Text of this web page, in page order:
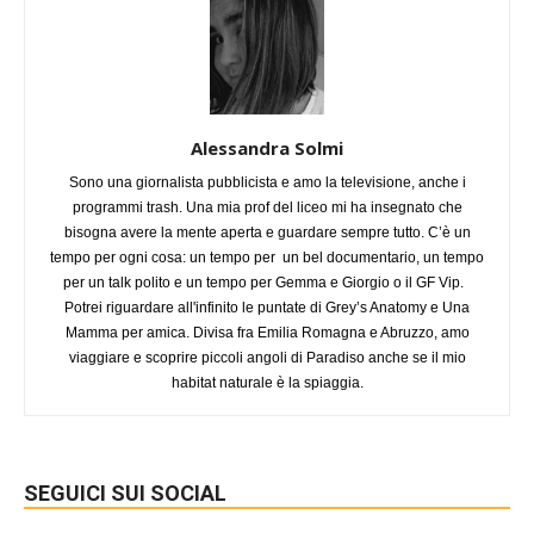
Alessandra Solmi
Sono una giornalista pubblicista e amo la televisione, anche i
programmi trash. Una mia prof del liceo mi ha insegnato che
bisogna avere la mente aperta e guardare sempre tutto. C’è un
tempo per ogni cosa: un tempo per un bel documentario, un tempo
per un talk polito e un tempo per Gemma e Giorgio o il GF Vip.
Potrei riguardare all'infinito le puntate di Grey’s Anatomy e Una
Mamma per amica. Divisa fra Emilia Romagna e Abruzzo, amo
viaggiare e scoprire piccoli angoli di Paradiso anche se il mio
habitat naturale è la spiaggia.
SEGUICI SUI SOCIAL